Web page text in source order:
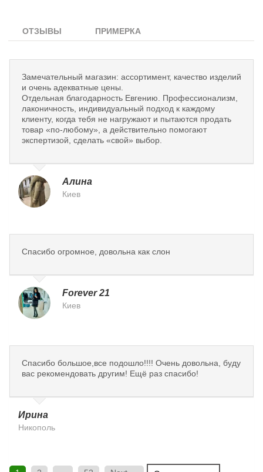
ОТЗЫВЫ ПРИМЕРКА
Замечательный магазин: ассортимент, качество изделий
и очень адекватные цены.
Отдельная благодарность Евгению. Профессионализм,
лаконичность, индивидуальный подход к каждому
клиенту, когда тебя не нагружают и пытаются продать
товар «по-любому», а действительно помогают
экспертизой, сделать «свой» выбор.
Алина
Киев
Спасибо огромное, довольна как слон
Forever 21
Киев
Спасибо большое,все подошло!!!! Очень довольна, буду
вас рекомендовать другим! Ещё раз спасибо!
Ирина
Никополь